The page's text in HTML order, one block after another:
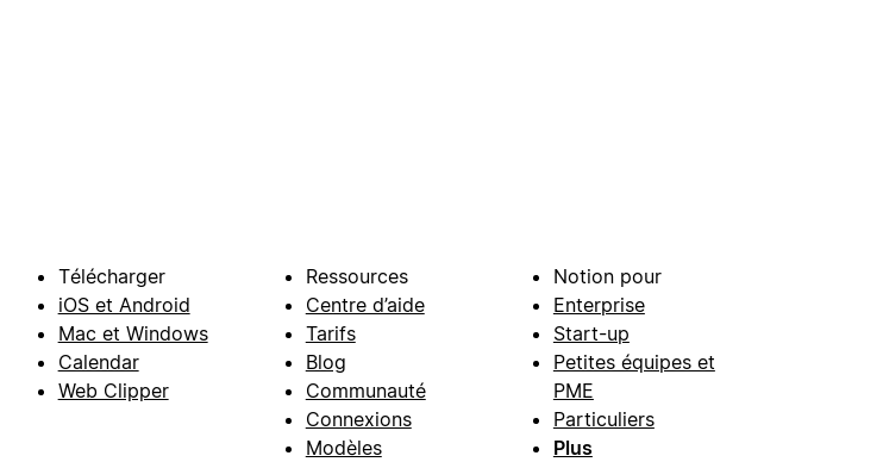
Télécharger
iOS et Android
Mac et Windows
Calendar
Web Clipper
Ressources
Centre d’aide
Tarifs
Blog
Communauté
Connexions
Modèles
Notion pour
Enterprise
Start-up
Petites équipes et
PME
Particuliers
Plus